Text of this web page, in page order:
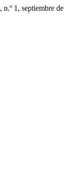
, n.º 1, septiembre